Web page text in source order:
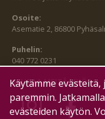
Osoite:
Asematie 2, 86800
Puhelin:
040 772 0231
SEURAA MEITÄ MYÖS:
Käytämme
paremmin.
evästeiden käytön.